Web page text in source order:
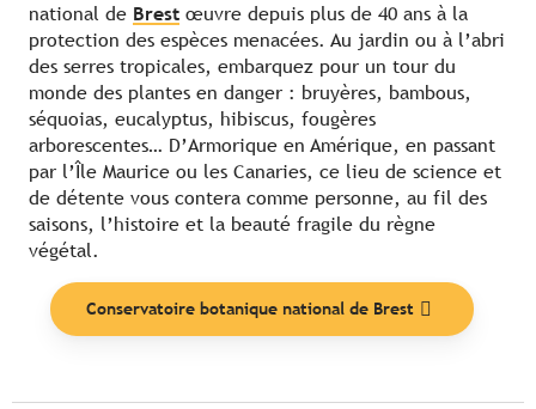
national de Brest œuvre depuis plus de 40 ans à la
protection des espèces menacées. Au jardin ou à l’abri
des serres tropicales, embarquez pour un tour du
monde des plantes en danger : bruyères, bambous,
séquoias, eucalyptus, hibiscus, fougères
arborescentes… D’Armorique en Amérique, en passant
par l’Île Maurice ou les Canaries, ce lieu de science et
de détente vous contera comme personne, au fil des
saisons, l’histoire et la beauté fragile du règne
végétal.
Conservatoire botanique national de Brest